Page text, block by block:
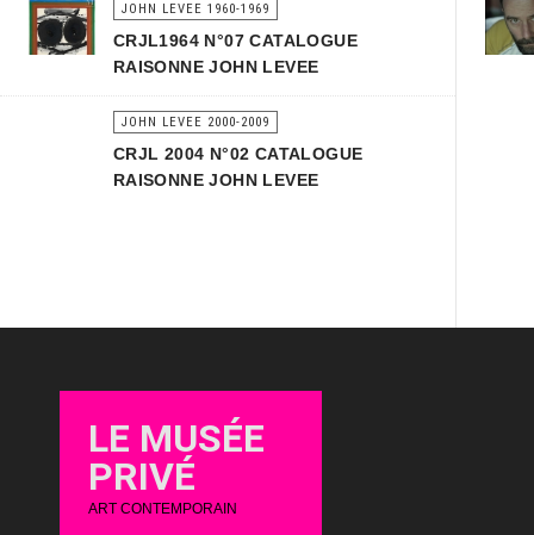
JOHN LEVEE 1960-1969
CRJL1964 N°07 CATALOGUE
RAISONNE JOHN LEVEE
JOHN LEVEE 2000-2009
CRJL 2004 N°02 CATALOGUE
RAISONNE JOHN LEVEE
LE MUSÉE
PRIVÉ
ART CONTEMPORAIN